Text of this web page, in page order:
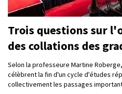
Trois questions sur
des collations des
Selon la professeure Martine
célèbrent la fin d'un cycle d'études
collectivement les passages